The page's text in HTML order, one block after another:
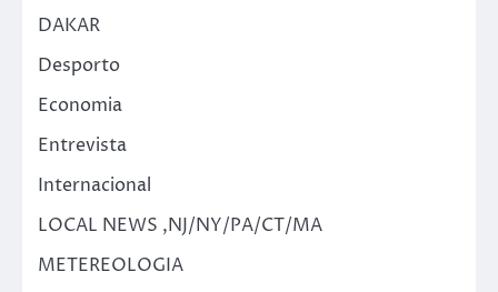
DAKAR
Desporto
Economia
Entrevista
Internacional
LOCAL NEWS ,NJ/NY/PA/CT/MA
METEREOLOGIA